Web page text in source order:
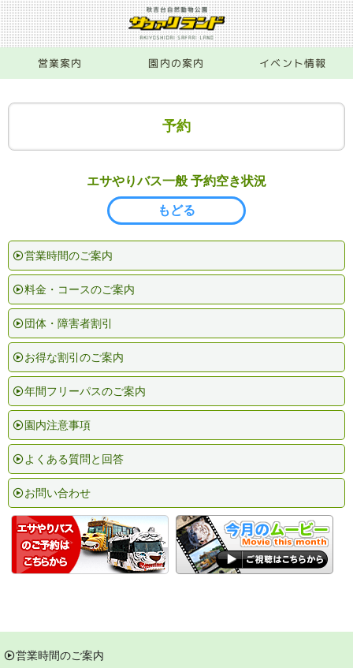
営業案内 園内の案内 イベント情報
予約
エサやりバス一般 予約空き状況
もどる
営業時間のご案内
料金・コースのご案内
団体・障害者割引
お得な割引のご案内
年間フリーパスのご案内
園内注意事項
よくある質問と回答
お問い合わせ
営業時間のご案内